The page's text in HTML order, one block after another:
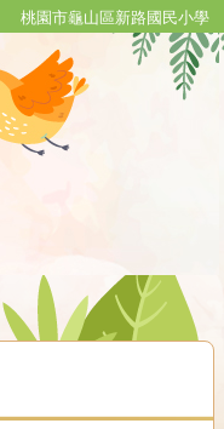
桃園市龜山區新路國民小學